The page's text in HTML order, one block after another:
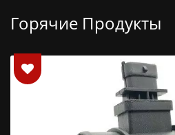
Горячие Продукты